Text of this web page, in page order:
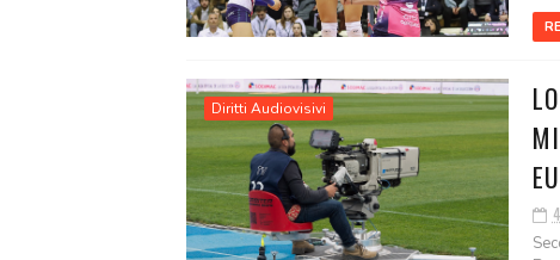
Diritti Audiovisivi